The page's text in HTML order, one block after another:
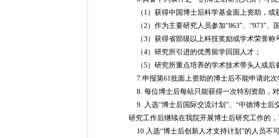
（1）获得中国博士后科学基金面上资助，或
（2）作为主要研究人员参加“863”、“973”、
（3）获得省部级以上科技奖励或学术荣誉称
（4）研究所引进的优秀留学回国人才；
（5）研究所重点培养的学术技术带头人或后
7.申报第61批面上资助的博士后不能申请此次
8. 每位博士后每站只能获得一次特别资助，
9. 入选“博士后国际交流计划”、“中德博士后
研究工作后继续在我院开展博士后研究工作的
10.入选“博士后创新人才支持计划”的人员不可